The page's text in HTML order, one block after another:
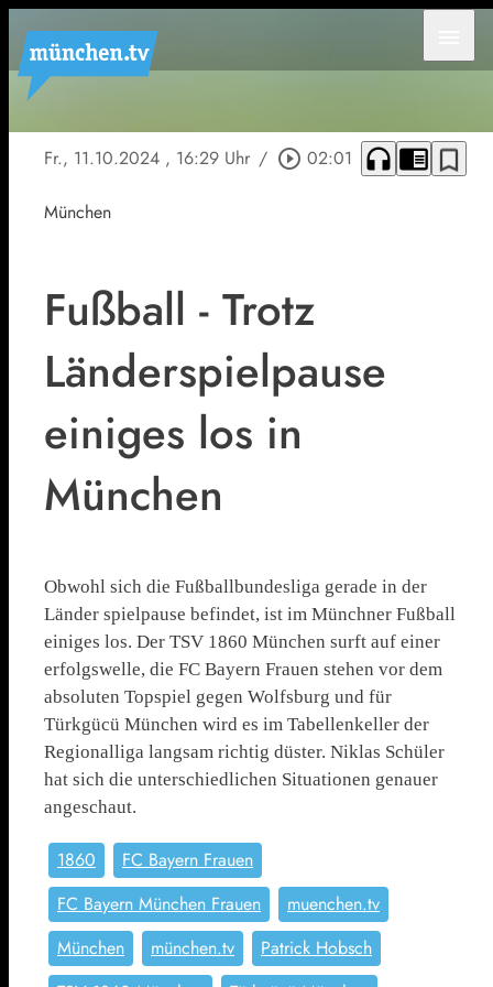
Fr., 11.10.2024 , 16:29 Uhr / play_circle_outline 02:01 headphones chrome_reader_mode bookmark_border
München
Fußball - Trotz
Länderspielpause
einiges los in
München
Obwohl sich die Fußballbundesliga gerade in der
Länder spielpause befindet, ist im Münchner Fußball
einiges los. Der TSV 1860 München surft auf einer
erfolgswelle, die FC Bayern Frauen stehen vor dem
absoluten Topspiel gegen Wolfsburg und für
Türkgücü München wird es im Tabellenkeller der
Regionalliga langsam richtig düster. Niklas Schüler
hat sich die unterschiedlichen Situationen genauer
angeschaut.
1860
FC Bayern Frauen
FC Bayern München Frauen
muenchen.tv
München
münchen.tv
Patrick Hobsch